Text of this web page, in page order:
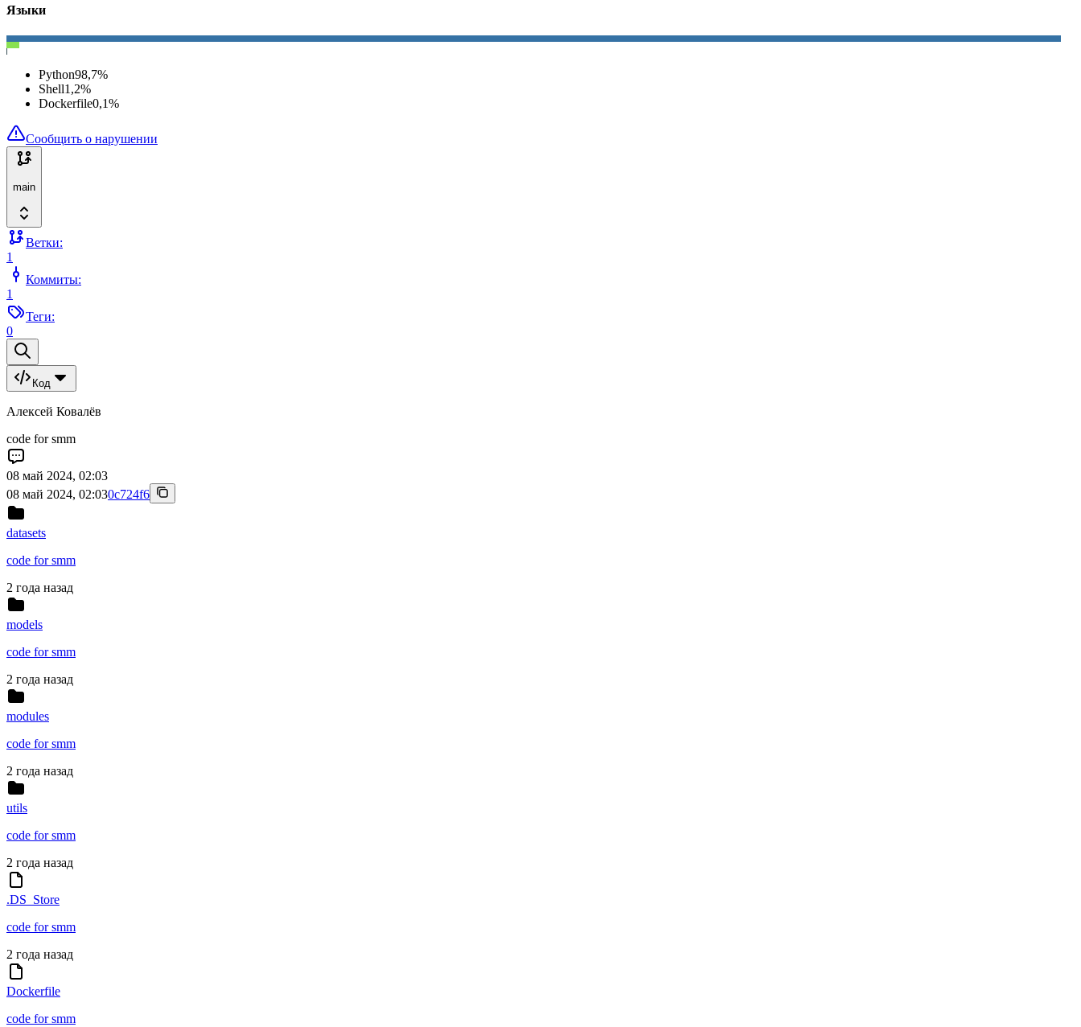
Языки
Python98,7%
Shell1,2%
Dockerfile0,1%
Сообщить о нарушении
main
Ветки:
1
Коммиты:
1
Теги:
0
Код
Алексей Ковалёв
code for smm
08 май 2024, 02:03
08 май 2024, 02:030c724f6
datasets
code for smm
2 года назад
models
code for smm
2 года назад
modules
code for smm
2 года назад
utils
code for smm
2 года назад
.DS_Store
code for smm
2 года назад
Dockerfile
code for smm